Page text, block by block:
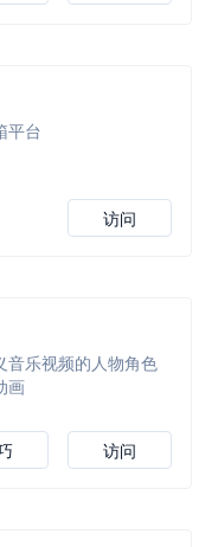
平台
访问
音乐视频的人物角色
画
访问